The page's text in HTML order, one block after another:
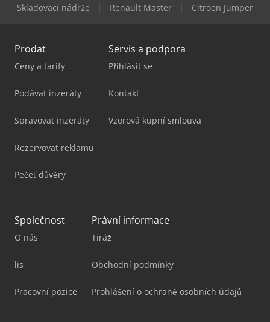
Haas Vf-9/50
Skladovací nádrže
Renault Master Citroen Jumper
Prodat
Ceny a tarify
Podávat inzeráty
Spravovat inzeráty
Rezervovat reklamu
Pečeť důvěry
Servis a podpora
Přihlásit se
Kontakt
Vzorová kupní smlouva
Společnost
O nás
lis
Pracovní pozice
Právní informace
Tiráž
Obchodní podmínky
Prohlášení o ochraně osobních údajů